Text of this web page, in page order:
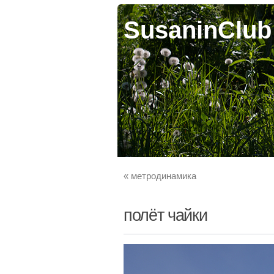
SusaninClub
« метродинамика
полёт чайки